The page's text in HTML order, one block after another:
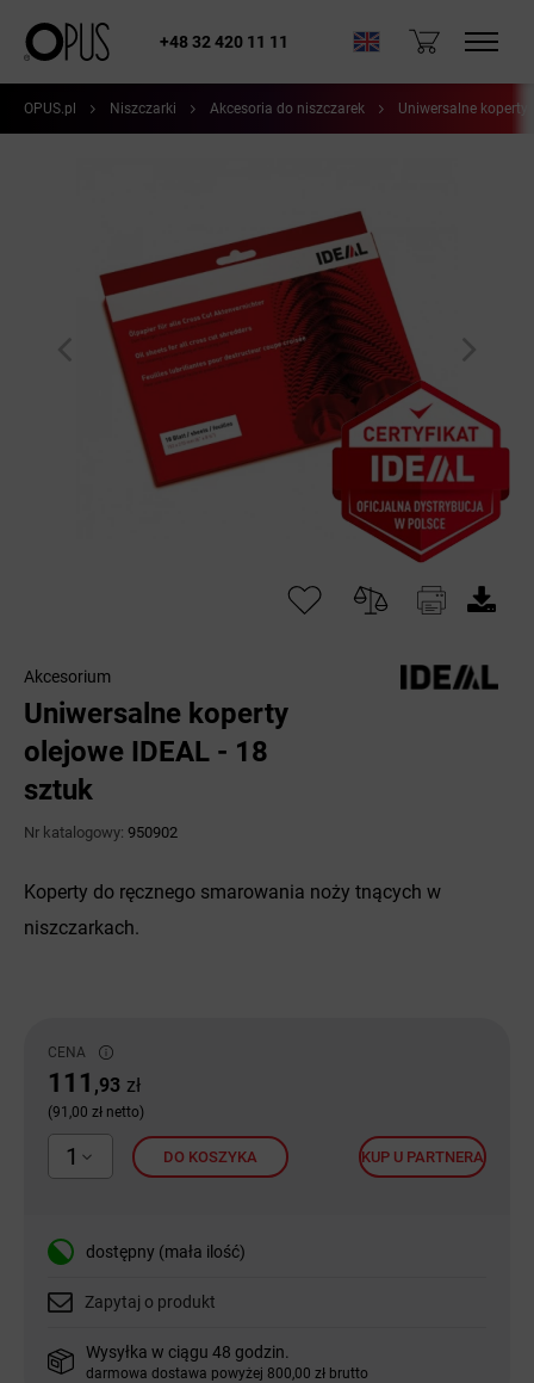
+48 32 420 11 11
OPUS.pl Niszczarki Akcesoria do niszczarek Uniwersalne koperty
Akcesorium
Uniwersalne koperty
olejowe IDEAL - 18
sztuk
Nr katalogowy: 950902
CENA
111 ,93 zł
(91,00 zł netto)
1 DO KOSZYKA KUP U PARTNERA
dostępny (mała ilość)
Zapytaj o produkt
Wysyłka w ciągu 48 godzin.
darmowa dostawa powyżej 800,00 zł brutto
Koperty do ręcznego smarowania noży tnących w
niszczarkach.